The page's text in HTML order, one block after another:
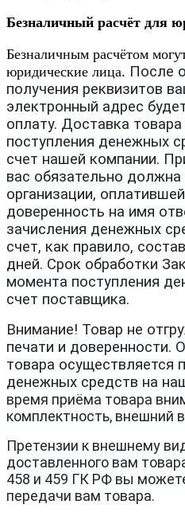
Безналичный расчёт для
Безналичным расчётом
юридические лица. После
получения реквизитов
электронный адрес
оплату. Доставка
поступления денежных
счет нашей компании.
вас обязательно
организации,
доверенность на имя
зачисления денежных
счет, как правило,
дней. Срок обработки
момента поступления
счет поставщика.
Внимание! Товар не
печати и доверенности.
товара осуществляется
денежных средств на
время приёма товара
комплектность, внешний
Претензии к внешнему
доставленного вам
458 и 459 ГК РФ вы
передачи вам товара.